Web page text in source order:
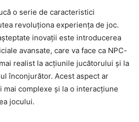
o serie de caracteristici
revoluționa experiența de joc.
inovații este introducerea
avansate, care va face ca NPC-
realist la acțiunile jucătorului și la
înconjurător. Acest aspect ar
mai complexe și la o interacțiune
jocului.